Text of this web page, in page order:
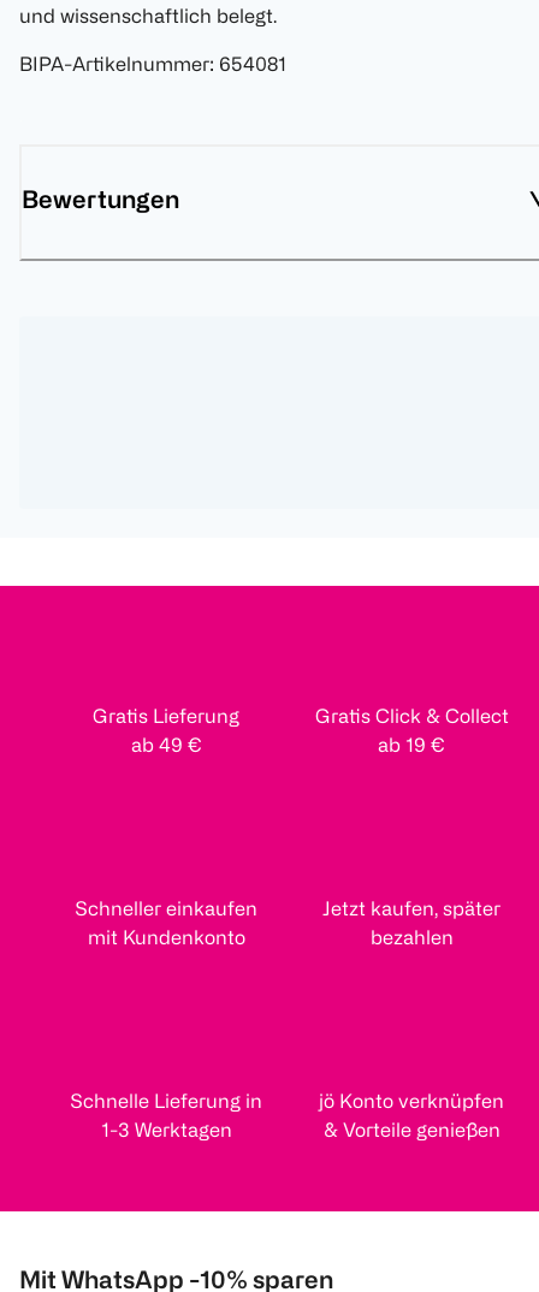
und wissenschaftlich belegt.
BIPA-Artikelnummer: 654081
Bewertungen
Gratis Lieferung
ab 49 €
Gratis Click & Collect
ab 19 €
Schneller einkaufen
mit Kundenkonto
Jetzt kaufen, später
bezahlen
Schnelle Lieferung in
1-3 Werktagen
jö Konto verknüpfen
& Vorteile genießen
Mit WhatsApp -10% sparen